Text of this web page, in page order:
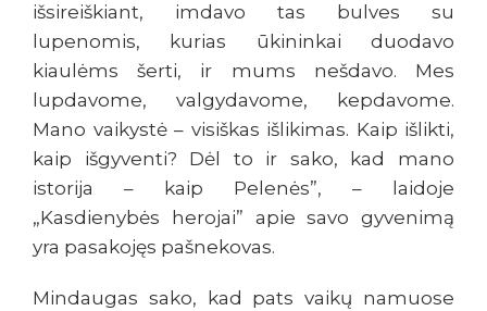
išsireiškiant, imdavo tas bulves su
lupenomis, kurias ūkininkai duodavo
kiaulėms šerti, ir mums nešdavo. Mes
lupdavome, valgydavome, kepdavome.
Mano vaikystė – visiškas išlikimas. Kaip išlikti,
kaip išgyventi? Dėl to ir sako, kad mano
istorija – kaip Pelenės”, – laidoje
„Kasdienybės herojai” apie savo gyvenimą
yra pasakojęs pašnekovas.
Mindaugas sako, kad pats vaikų namuose